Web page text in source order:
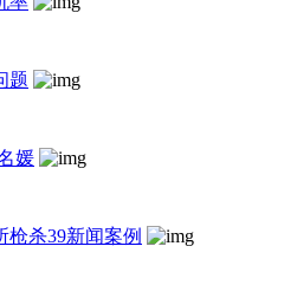
题
媛
枪杀39新闻案例